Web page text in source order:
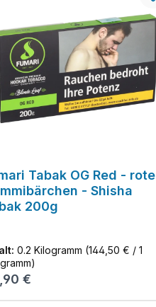
Tabak OG Red - rote
- Shisha
200g
0.2 Kilogramm (144,50 € / 1
Preis:
€